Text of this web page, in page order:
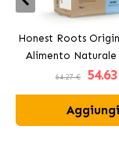
Honest Roots
Alimento Naturale
con Salmone e
64.27 € 54
Aggiungi